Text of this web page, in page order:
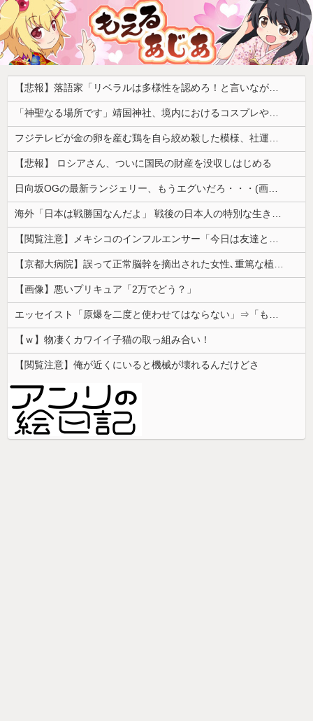
【悲報】落語家「リベラルは多様性を認めろ！と言いながら自分達と違う意見には執拗に攻撃してくる！」ｗｗｗｗｗｗｗｗｗｗｗｗｗｗ
「神聖なる場所です」靖国神社、境内におけるコスプレや軍装の禁止を発表
フジテレビが金の卵を産む鶏を自ら絞め殺した模様、社運を賭けたドル箱コンテンツが御蔵入りになってしまい……
【悲報】 ロシアさん、ついに国民の財産を没収しはじめる
日向坂OGの最新ランジェリー、もうエグいだろ・・・(画像どーん)
海外「日本は戦勝国なんだよ」 戦後の日本人の特別な生き様に各国から称賛の声
【閲覧注意】メキシコのインフルエンサー「今日は友達と配達員のアルバイトを体験してみるよ！！」←結果・・・
【京都大病院】誤って正常脳幹を摘出された女性､重篤な植物状態だが意識は正常で何かを思考していると判明
【画像】悪いプリキュア「2万でどう？」
エッセイスト「原爆を二度と使わせてはならない」⇒「もちろん中国の核も非難する？」⇒「中国の核は綺麗な核！」
【ｗ】物凄くカワイイ子猫の取っ組み合い！
【閲覧注意】俺が近くにいると機械が壊れるんだけどさ